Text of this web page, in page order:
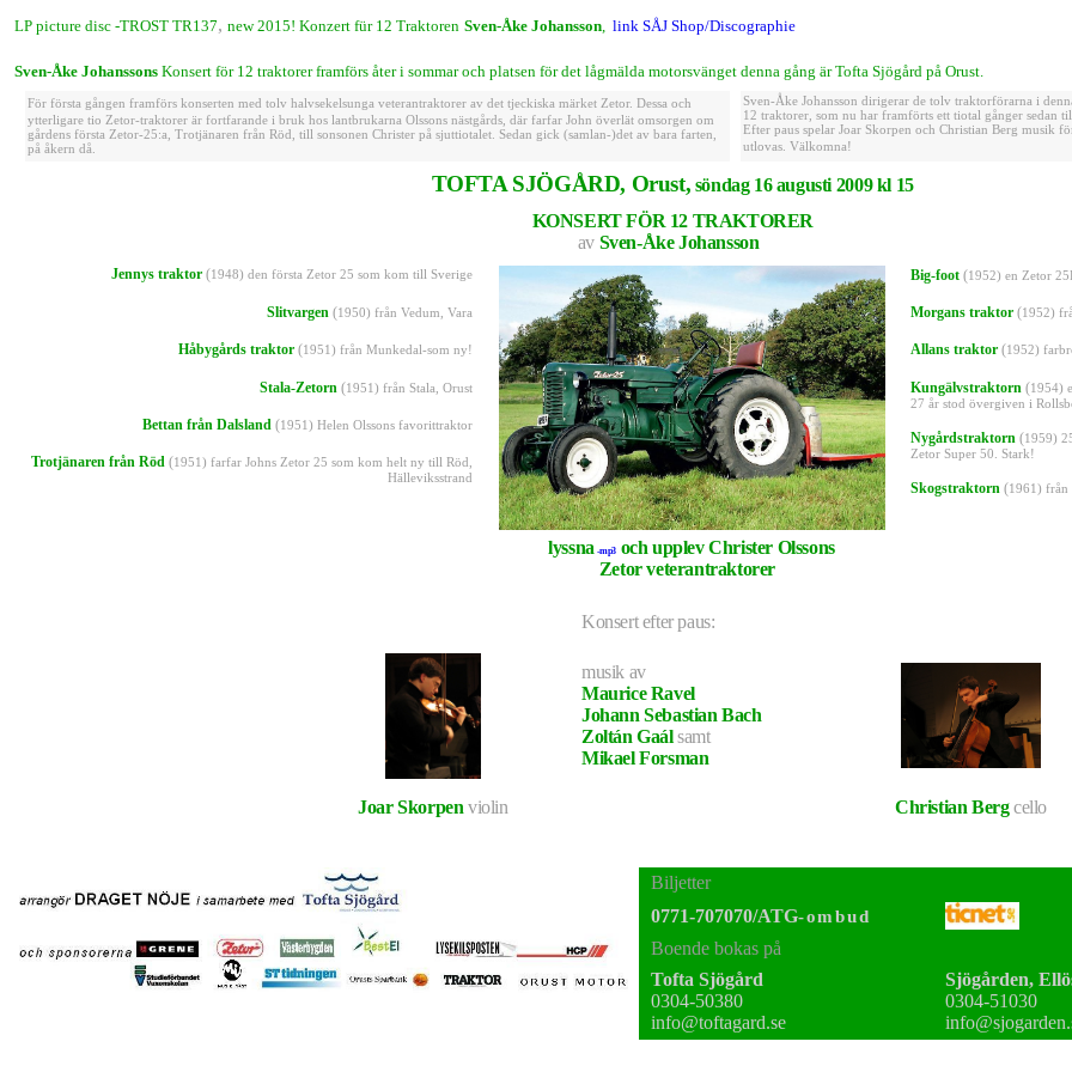
LP picture disc -TROST TR137, new2015! Konzert für 12 Traktoren Sven-Åke Johansson, link SÅJ Shop/Discographie
Sven-Åke Johanssons Konsert för 12 traktorerframförs åter i sommar och platsen för det lågmälda motorsvänget denna gång är Tofta Sjögård på Orust.
För första gången framförs konserten med tolv halvsekelsunga veterantraktorer av det tjeckiska märket Zetor. Dessa och
ytterligare tio Zetor-traktorer är fortfarande i bruk hos lantbrukarna Olssons nästgårds, där farfar John överlät omsorgen om
gårdens första Zetor-25:a, Trotjänaren från Röd, till sonsonen Christer på sjuttiotalet. Sedan gick (samlan-)det av bara farten,
på åkern då.
Sven-Åke Johansson dirigerar de tolv traktorförarna i
12 traktorer, som nu har framförts ett tiotal gånger sedan
Efter paus spelar Joar Skorpen och Christian Berg musik
utlovas. Välkomna!
TOFTA SJÖGÅRD, Orust, söndag 16 augusti 2009kl 15
KONSERT FÖR 12 TRAKTORER
av Sven-Åke Johansson
Jennys traktor (1948) den första Zetor 25 som kom till Sverige
Slitvargen (1950) från Vedum, Vara
Håbygårds traktor (1951) från Munkedal-som ny!
Stala-Zetorn (1951) från Stala, Orust
Bettan från Dalsland (1951) Helen Olssons favorittraktor
Trotjänaren från Röd (1951) farfar Johns Zetor 25 som kom helt ny till Röd,
Hälleviksstrand
Big-foot (1952) en Zetor
Morgans traktor (1952)
Allans traktor (1952)
Kungälvstraktorn (1954)
27 år stod övergiven i
Nygårdstraktorn (1959)
Zetor Super 50. Stark!
Skogstraktorn (1961) från
lyssna -mp3och upplev Christer Olssons
Zetor veterantraktorer
Konsert efter paus:
musik av
Maurice Ravel
Johann Sebastian Bach
Zoltán Gaál samt
Mikael Forsman
Joar Skorpenviolin Christian Berg cello
Biljetter
0771-707070/ATG-ombud
Boende bokas på
Tofta Sjögård
0304-50380
info@toftagard.se
Sjögården,
0304-51030